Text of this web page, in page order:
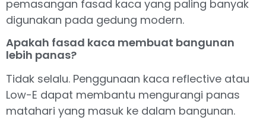
pemasangan fasad kaca yang paling banyak
digunakan pada gedung modern.
Apakah fasad kaca membuat bangunan
lebih panas?
Tidak selalu. Penggunaan kaca reflective atau
Low-E dapat membantu mengurangi panas
matahari yang masuk ke dalam bangunan.